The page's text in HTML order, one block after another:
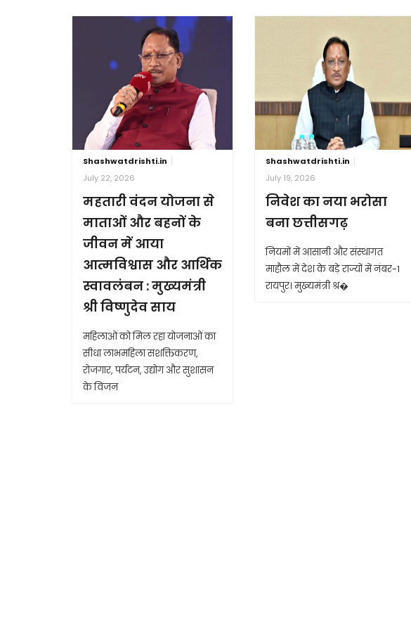
Shashwatdrishti.in
July 22, 2026
महतारी वंदन योजना से
माताओं और बहनों के
जीवन में आया
आत्मविश्वास और आर्थिक
स्वावलंबन : मुख्यमंत्री
श्री विष्णुदेव साय
महिलाओं को मिल रहा योजनाओं का
सीधा लाभमहिला सशक्तिकरण,
रोजगार, पर्यटन, उद्योग और सुशासन
के विजन
Shashwatdrishti.in
July 19, 2026
निवेश का नया भरोसा
बना छत्तीसगढ़
नियमों में आसानी और संस्थागत
माहौल में देश के बड़े राज्यों में नंबर-1
रायपुर। मुख्यमंत्री श्र�